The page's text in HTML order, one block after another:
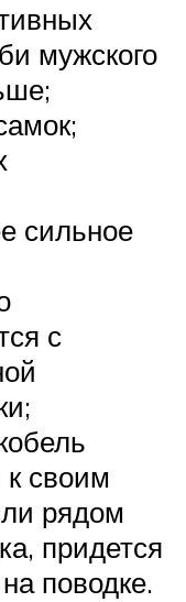
мужского
сильное
с
к своим
рядом
придется
поводке.